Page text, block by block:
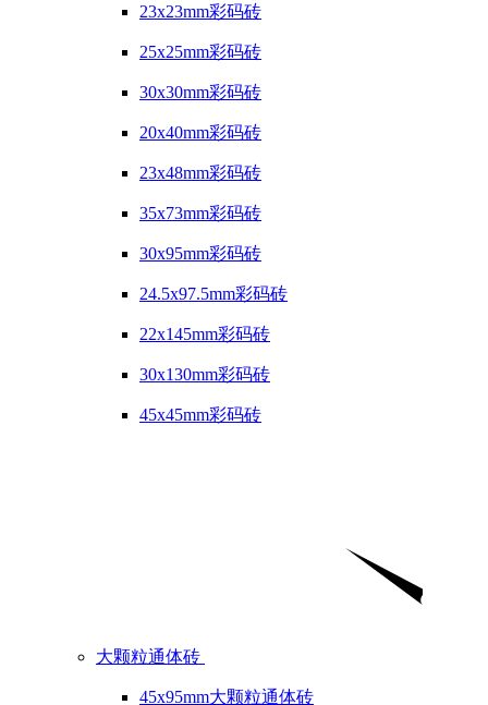
23x23mm彩码砖
25x25mm彩码砖
30x30mm彩码砖
20x40mm彩码砖
23x48mm彩码砖
35x73mm彩码砖
30x95mm彩码砖
24.5x97.5mm彩码砖
22x145mm彩码砖
30x130mm彩码砖
45x45mm彩码砖
大颗粒通体砖
45x95mm大颗粒通体砖